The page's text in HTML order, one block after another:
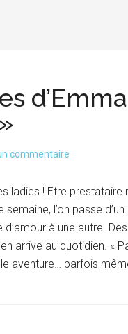
commentaire
ladies ! Etre
semaine, l’on passe
d’amour à une autre.
arrive au quotidien. «
aventure… parfois